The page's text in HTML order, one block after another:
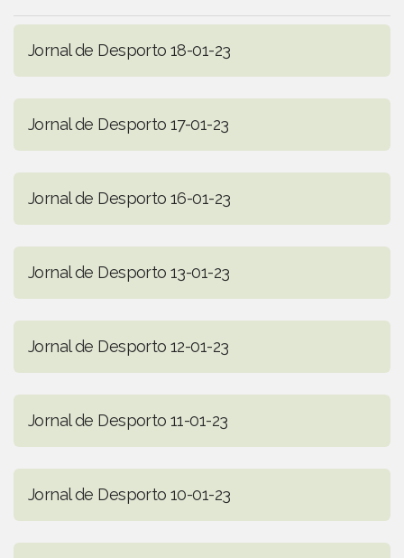
Jornal de Desporto 18-01-23
Jornal de Desporto 17-01-23
Jornal de Desporto 16-01-23
Jornal de Desporto 13-01-23
Jornal de Desporto 12-01-23
Jornal de Desporto 11-01-23
Jornal de Desporto 10-01-23